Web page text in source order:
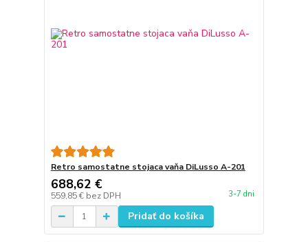
Retro samostatne stojaca vaňa DiLusso A-201
688,62 €
559,85 € bez DPH 3-7 dni
Pridať do košíka